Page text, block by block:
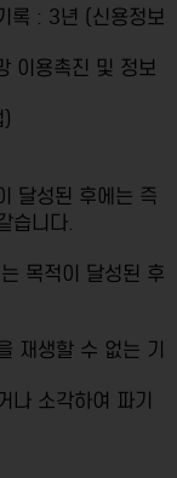
록 : 3년 (신용정보
이용촉진 및 정보
달성된 후에는 즉
습니다.
목적이 달성된 후
재생할 수 없는 기
나 소각하여 파기